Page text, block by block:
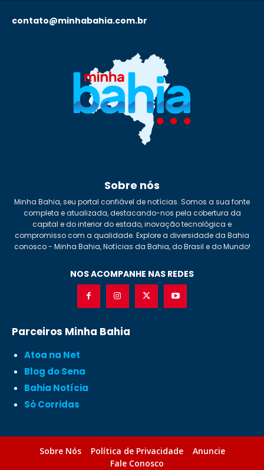
contato@minhabahia.com.br
Sobre nós
Minha Bahia, seu portal confiável de notícias. Somos a sua fonte
completa e atualizada, destacando-nos pela cobertura da
capital e do interior do estado, inovação tecnológica e
compromisso com a qualidade. Explore a diversidade da Bahia
conosco - Minha Bahia, Notícias da Bahia, do Brasil e do Mundo!
NOS ACOMPANHE NAS REDES
Parceiros Minha Bahia
Atoa na Net
Blog do Sena
Bahia Notícia
Só Corridas
Sobre Nós Política de Privacidade
Anuncie
Fale Conosco